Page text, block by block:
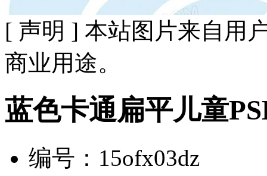
[ 声明 ] 本站图片来自用
商业用途。
蓝色卡通扁平儿童
编号：15ofx03dz